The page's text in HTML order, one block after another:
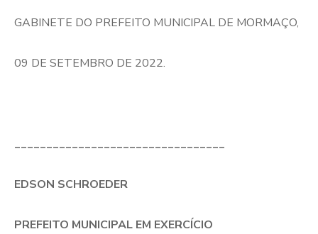
GABINETE DO PREFEITO MUNICIPAL DE MORMAÇO,
09 DE SETEMBRO DE 2022.
_________________________________
EDSON SCHROEDER
PREFEITO MUNICIPAL EM EXERCÍCIO